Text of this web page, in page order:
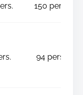
150 pers.
94 pers.